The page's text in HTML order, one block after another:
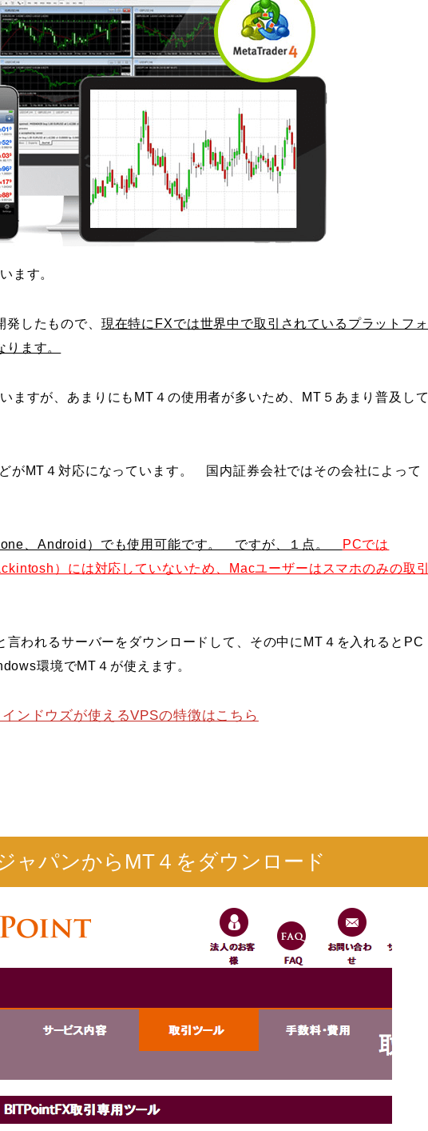
います。
したもので、 現在特にFXでは世界中で取引されているプラットフォ
ます。
ますが、あまりにもMT４の使用者が多いため、MT５あまり普及して
がMT４対応になっています。 国内証券会社ではその会社によって
、Android）でも使用可能です。 ですが、１点。
PCでは
）には対応していないため、Macユーザーはスマホのみの取引
言われるサーバーをダウンロードして、その中にMT４を入れるとPC
環境でMT４が使えます。
ンドウズが使えるVPSの特徴はこちら
ャパンからMT４をダウンロード